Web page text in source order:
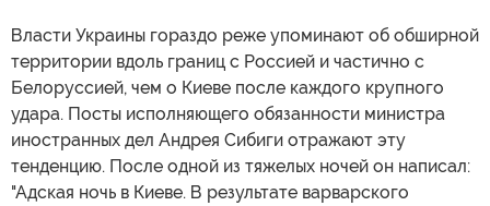
Власти Украины гораздо реже упоминают об обширной
территории вдоль границ с Россией и частично с
Белоруссией, чем о Киеве после каждого крупного
удара. Посты исполняющего обязанности министра
иностранных дел Андрея Сибиги отражают эту
тенденцию. После одной из тяжелых ночей он написал:
"Адская ночь в Киеве. В результате варварского